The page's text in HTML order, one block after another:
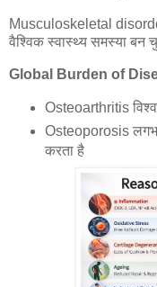
Musculoskeletal
वैश्विक स्वास्थ्य समस्या बन
Global Burden of
Osteoarthritis
Osteoporosis
करता है